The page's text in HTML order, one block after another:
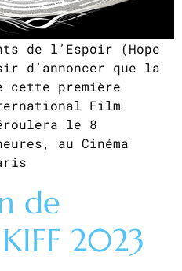
de l’Espoir (Hope
d’annoncer que la
cette première
Film
le 8
au Cinéma
de
2023